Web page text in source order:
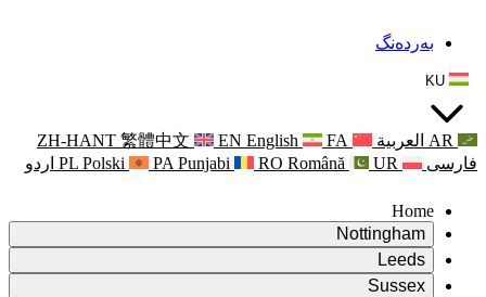
ZH-HANT 繁體中文
EN
PL Polski PA Punjabi اردو